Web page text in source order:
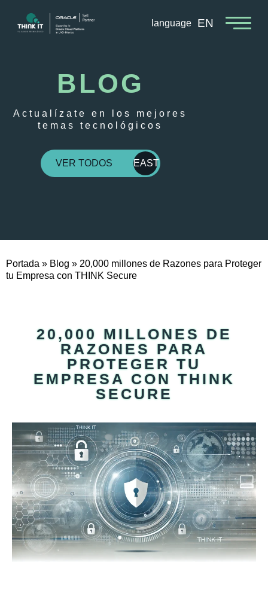
language EN
Portada » Blog » 20,000 millones de Razones para Proteger
tu Empresa con THINK Secure
20,000 MILLONES DE
RAZONES PARA
PROTEGER TU
EMPRESA CON THINK
SECURE
BLOG
Actualízate en los mejores
temas tecnológicos
VER TODOS EAST